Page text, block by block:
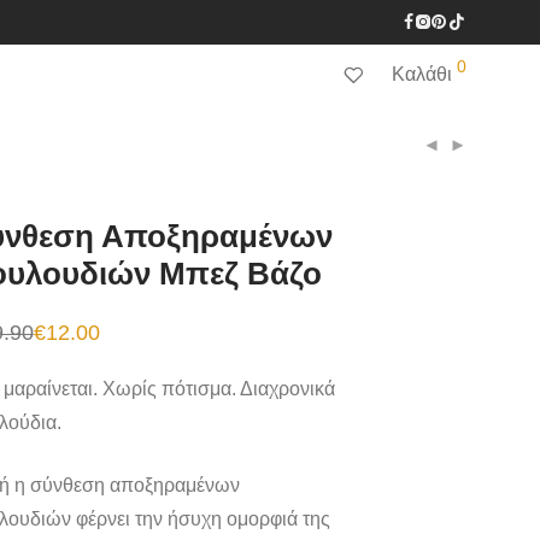
Καλάθι 0
Αποξηραμένων
Μπεζ Βάζο
€12.00
Χωρίς πότισμα. Διαχρονικά
η σύνθεση αποξηραμένων
φέρνει την ήσυχη ομορφιά της